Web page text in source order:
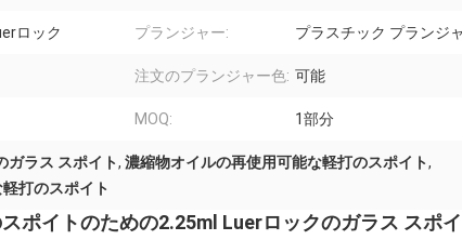
ロック プランジャー: プラスチック プランジ
注文のプランジャー色: 可能
MOQ: 1部分
ガラス スポイト, 濃縮物オイルの再使用可能な軽打のスポイト,
打のスポイト
ポイトのための2.25ml Luerロックのガラス スポ